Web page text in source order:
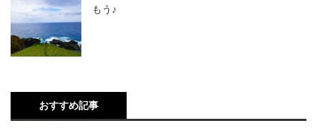
もう♪
おすすめ記事